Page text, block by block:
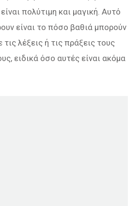
πολύτιμη και μαγική. Αυτό
είναι το πόσο βαθιά μπορούν
λέξεις ή τις πράξεις τους
ειδικά όσο αυτές είναι ακόμα